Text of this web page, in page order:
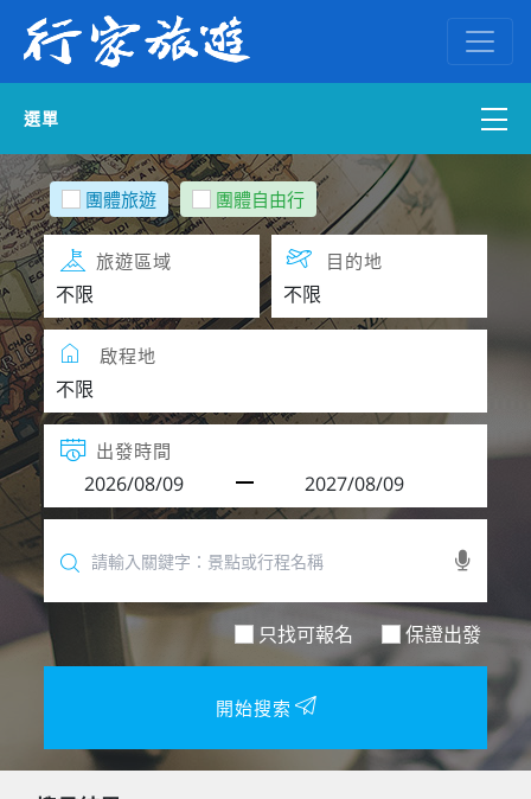
選單
國內外訂房
自組一團
中南部出發
國內旅遊
ENGLISH WEB
團體旅遊 團體自由行
旅遊區域 目的地
啟程地
出發時間
只找可報名 保證出發
開始搜索